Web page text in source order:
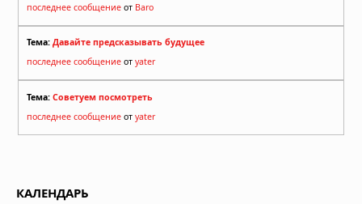
последнее сообщение от Baro
Тема: Давайте предсказывать будущее
последнее сообщение от yater
Тема: Советуем посмотреть
последнее сообщение от yater
КАЛЕНДАРЬ